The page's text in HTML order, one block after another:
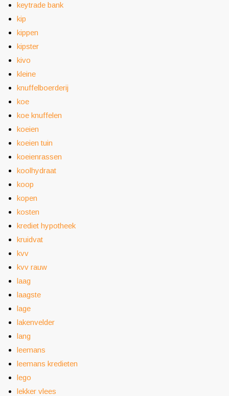
keytrade bank
kip
kippen
kipster
kivo
kleine
knuffelboerderij
koe
koe knuffelen
koeien
koeien tuin
koeienrassen
koolhydraat
koop
kopen
kosten
krediet hypotheek
kruidvat
kvv
kvv rauw
laag
laagste
lage
lakenvelder
lang
leemans
leemans kredieten
lego
lekker vlees